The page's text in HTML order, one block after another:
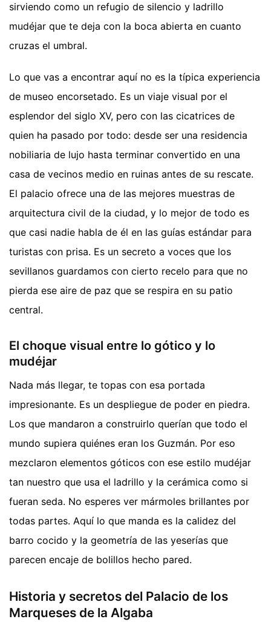
sirviendo como un refugio de silencio y ladrillo
mudéjar que te deja con la boca abierta en cuanto
cruzas el umbral.
Lo que vas a encontrar aquí no es la típica experiencia
de museo encorsetado. Es un viaje visual por el
esplendor del siglo XV, pero con las cicatrices de
quien ha pasado por todo: desde ser una residencia
nobiliaria de lujo hasta terminar convertido en una
casa de vecinos medio en ruinas antes de su rescate.
El palacio ofrece una de las mejores muestras de
arquitectura civil de la ciudad, y lo mejor de todo es
que casi nadie habla de él en las guías estándar para
turistas con prisa. Es un secreto a voces que los
sevillanos guardamos con cierto recelo para que no
pierda ese aire de paz que se respira en su patio
central.
El choque visual entre lo gótico y lo
mudéjar
Nada más llegar, te topas con esa portada
impresionante. Es un despliegue de poder en piedra.
Los que mandaron a construirlo querían que todo el
mundo supiera quiénes eran los Guzmán. Por eso
mezclaron elementos góticos con ese estilo mudéjar
tan nuestro que usa el ladrillo y la cerámica como si
fueran seda. No esperes ver mármoles brillantes por
todas partes. Aquí lo que manda es la calidez del
barro cocido y la geometría de las yeserías que
parecen encaje de bolillos hecho pared.
Historia y secretos del Palacio de los
Marqueses de la Algaba